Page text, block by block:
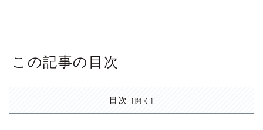
この記事の目次
目次